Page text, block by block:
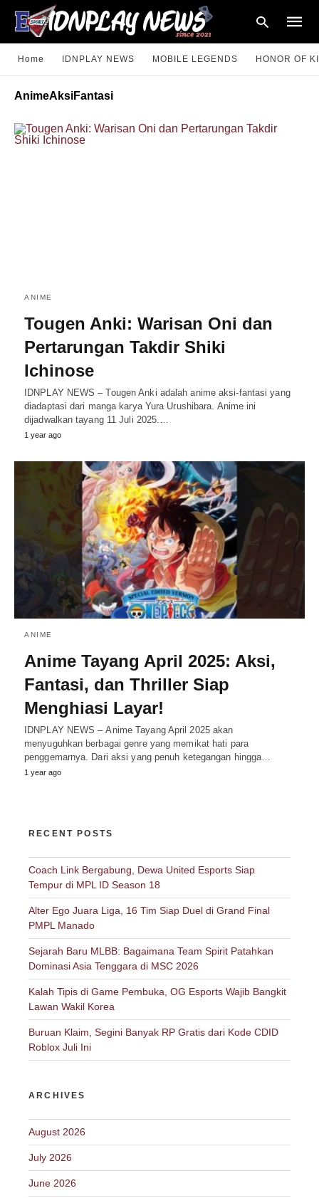
Home IDNPLAY NEWS MOBILE LEGENDS HONOR OF
AnimeAksiFantasi
ANIME
Tougen Anki: Warisan Oni dan
Pertarungan Takdir Shiki
Ichinose
IDNPLAY NEWS – Tougen Anki adalah anime aksi-fantasi yang
diadaptasi dari manga karya Yura Urushibara. Anime ini
dijadwalkan tayang 11 Juli 2025.…
1 year ago
ANIME
Anime Tayang April 2025: Aksi,
Fantasi, dan Thriller Siap
Menghiasi Layar!
IDNPLAY NEWS – Anime Tayang April 2025 akan
menyuguhkan berbagai genre yang memikat hati para
penggemarnya. Dari aksi yang penuh ketegangan hingga…
1 year ago
RECENT POSTS
Coach Link Bergabung, Dewa United Esports Siap
Tempur di MPL ID Season 18
Alter Ego Juara Liga, 16 Tim Siap Duel di Grand Final
PMPL Manado
Sejarah Baru MLBB: Bagaimana Team Spirit Patahkan
Dominasi Asia Tenggara di MSC 2026
Kalah Tipis di Game Pembuka, OG Esports Wajib Bangkit
Lawan Wakil Korea
Buruan Klaim, Segini Banyak RP Gratis dari Kode CDID
Roblox Juli Ini
ARCHIVES
August 2026
July 2026
June 2026